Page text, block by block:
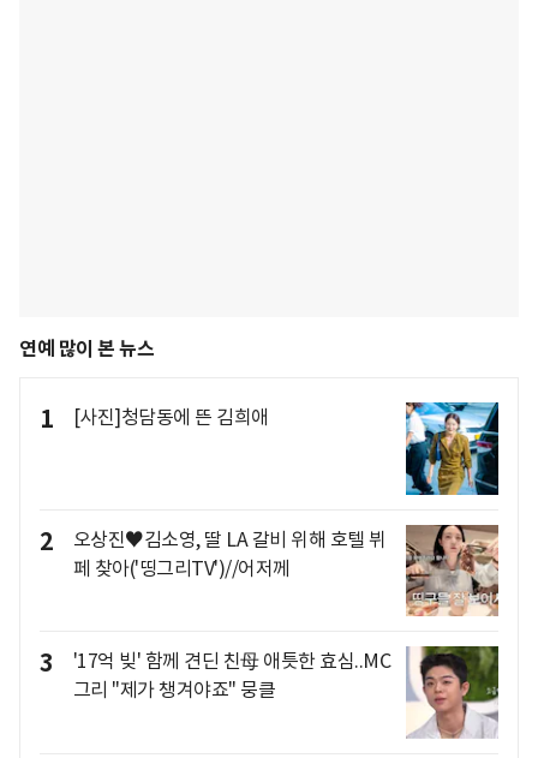
연예 많이 본 뉴스
1 [사진]청담동에 뜬 김희애
2
오상진♥김소영, 딸 LA 갈비 위해 호텔 뷔
페 찾아('띵그리TV')//어저께
3
'17억 빚' 함께 견딘 친母 애틋한 효심..MC
그리 "제가 챙겨야죠" 뭉클